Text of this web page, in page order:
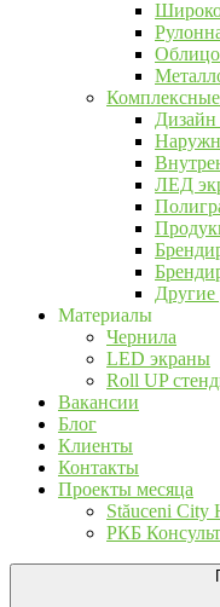
Дизайн
ЛЕД
Другие
Материалы
Чернила
LED экраны
Roll UP
Вакансии
Блог
Клиенты
Контакты
Проекты месяца
Stăuceni City
РКБ